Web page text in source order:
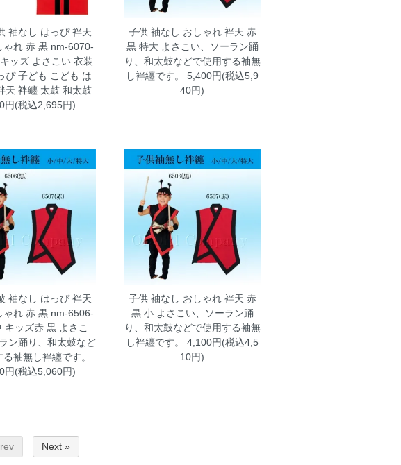
袖なし はっぴ 袢天
ゃれ 赤 黒 nm-6070-
ッズよさこい 衣装
ぴ 子ども こども は
天 袢纏 太鼓 和太鼓
円(税込2,695円)
子供 袖なし おしゃれ 袢天 赤
黒 特大 よさこい、ソーラン踊
り、和太鼓などで使用する袖無
し袢纏です。 5,400円(税込5,9
40円)
袖なし はっぴ 袢天
ゃれ 赤 黒 nm-6506-
キッズ赤 黒よさこ
ン踊り、和太鼓など
袖無し袢纏です。
円(税込5,060円)
子供 袖なし おしゃれ 袢天 赤
黒 小よさこい、ソーラン踊
り、和太鼓などで使用する袖無
し袢纏です。 4,100円(税込4,5
10円)
Next »